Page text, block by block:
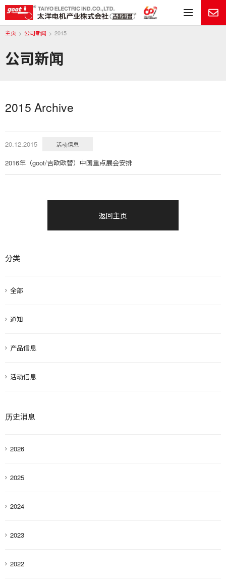
目
公司新闻
主页 公司新闻 2015
分类
全部
通知
产品信息
活动信息
历史消息
2026
2025
2024
2023
2022
2015 Archive
20.12.2015 活动信息
2016年（goot/吉欧欧替）中国重点展会安排
返回主页